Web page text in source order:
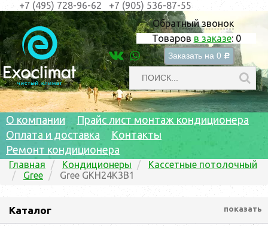
Обратный звонок
Товаров в заказе: 0
Заказать на 0 c
+7 (495) 728-96-62 +7 (905) 536-87-55
О компании
Прайс лист монтаж кондиционера
Оплата и доставка
Контакты
Ремонт кондиционера
Главная Кондиционеры
Кассетные потолочный
Gree
Gree GKH24K3B1
Каталог показать